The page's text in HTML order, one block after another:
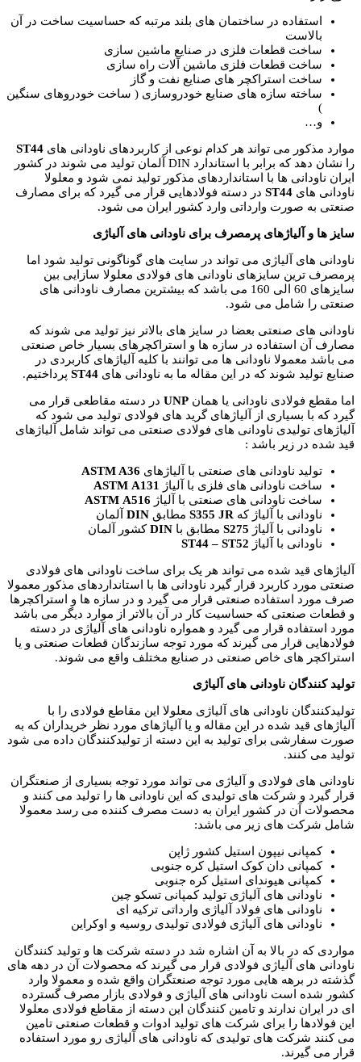
استفاده در ساختمان های بلند مرتبه که حساسیت ساخت در آن
بالاست
ساخت قطعات فلزی در صنایع ماشین سازی
ساخت قطعات فلزی ماشین آلات راه سازی
ساخت استراکچر های صنایع نفت و گاز
ساخته سازه های صنایع خودروسازی ( ساخت خودروهای سنگین
)
و…
موارد مذکور می تواند هر کدام نوعی از کاربردهای ناودانی های ST44
را نشان دهد که برابر با استاندارد DIN آلمان تولید می شوند در کشور
ایران ناودانی ها با استانداردهای مذکور تولید نمی شود و معلولا
ناودانی های ST44 در دسته فولادهایی قرار می گیرد که برای مصارف
صنعتی به صورت وارداتی وارد کشور ایران می شود.
سایز ها و آلیاژهای پرمصرف برای ناودانی های آلیاژی
ناودانی های آلیاژی می تواند در سایت های گوناگونی تولید شود اما
پرمصرف ترین سایزهای ناودانی های فولادی معلولا سازایی بین
سایزهای 60 الی 160 می باشد که بیشترین مصارف ناودانی های
صنعتی را شامل می شود.
ناودانی های صنعتی بعضا در سایز های بالاتر نیز تولید می شوند که
مصارف آن استفاده در سازه ها و استراکچرهای بسیار خاص صنعتی
می باشد معمولا ناودانی ها می توانند با کلیه آلیاژهای کاربردی در
صنایع تولید شوند که در این مقاله ما به ناودانی های ST44 پرداختیم.
اما مقطع فولادی ناودانی یا همان UNP در دسته مقاطعی قرار می
گیرد که با بسیاری از آلیاژهای گرید های فولادی تولید می شود که
آلیاژهای تولیدی ناودانی های فولادی صنعتی می تواند شامل آلیاژهای
قید شده در زیر باشد :
تولید ناودانی های صنعتی با آلیاژهای ASTM A36
ساخت ناودانی های فلزی با آلیاژ
ASTM A131
ساخت ناودانی های صنعتی با آلیاژ
ASTM A516
ناودانی با آلیاژ که
S355 JR مطابق DIN آلمان
ناودانی با آلیاژ S275 مطابق با DINکشور آلمان
ناودانی با آلیاژ ST44 – ST52
آلیاژهای قید شده می تواند هر یک برای ساخت ناودانی های فولادی
صنعتی مورد کاربرد قرار گیرد ناودانی ها با استانداردهای مذکور معمولا
صرف مورد استفاده صنعتی قرار می گیرد و در سازه ها و استراکچرها
و قطعات صنعتی که حساسیت کار در آن بالاتر از موارد دیگر می باشد
مورد استفاده قرار می گیرد و همواره ناودانی های آلیاژی در دسته
فولادهایی قرار می گیرند که مورد توجه سازندگان قطعات صنعتی و یا
استراکچر های خاص صنعتی در صنایع مختلف واقع می شوند.
تولید کنندگان ناودانی های آلیاژی
تولیدکنندگان ناودانی های آلیاژی معلولا این مقاطع فولادی را با
آلیاژهای قید شده در این مقاله و یا آلیاژهای مورد نظر خریداران که به
صورت سفارشی برای تولید به این دسته از تولیدکنندگان داده می شود
تولید می کنند.
ناودانی های فولادی و آلیاژی می تواند مورد توجه بسیاری از صنعتگران
قرار گیرد و شرکت های تولیدی که این ناودانی ها را تولید می کنند و
محصولات آن در کشور ایران به دست مصرف کننده می رسد معمولا
شامل شرکت های زیر می باشد:
کمپانی نیپون استیل کشور ژاپن
کمپانی دان کوک استیل کره جنوبی
کمپانی هیوندای استیل کره جنوبی
ناودانی های آلیاژی تولید کمپانی تسکو چین
ناودانی های فولاد آلیاژی وارداتی ترکیه ای
ناودانی های آلیاژی فولادی تولیدی روسیه و اوکراین
مواردی که در بالا به آن اشاره شد در دسته شرکت ها و تولید کنندگان
ناودانی های آلیاژی فولادی قرار می گیرند که محصولات آن در دهه های
گذشته در برهه هایی مورد توجه صنعتگران واقع شده و معمولا وارد
کشور شده است ناودانی های آلیاژی و فولادی بازار مصرف گسترده
ای در ایران ندارند و تامین کنندگان این دسته از مقاطع فولادی معلولا
این فولادها را برای شرکت های تولید ادوات و قطعات صنعتی تامین
می کنند شرکت های تولیدی که ناودانی های آلیاژی رو مورد استفاده
قرار می گیرند.